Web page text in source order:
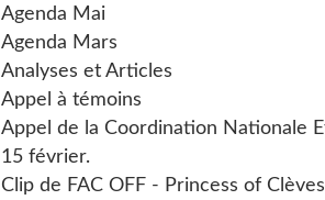
Agenda Mai
Agenda Mars
Analyses et Articles
Appel à témoins
Appel de la Coordination Nationale
15 février.
Clip de FAC OFF - Princess of Clèves